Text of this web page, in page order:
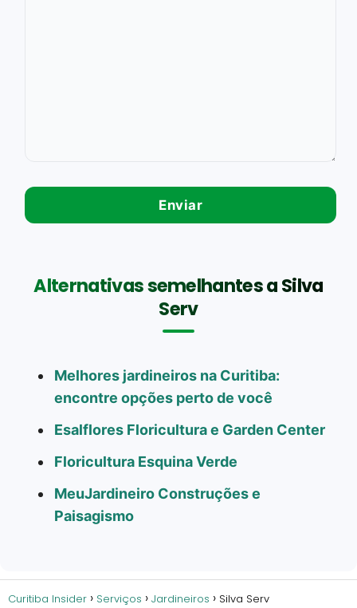
Alternativas semelhantes a Silva
Serv
Melhores jardineiros na Curitiba:
encontre opções perto de você
Esalflores Floricultura e Garden Center
Floricultura Esquina Verde
MeuJardineiro Construções e
Paisagismo
Curitiba Insider Serviços Jardineiros Silva Serv